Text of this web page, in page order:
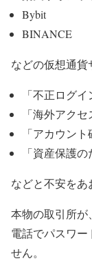
Bybit
BINANCE
などの仮想通貨
「不正ログイ
「海外アク
「アカウント
「資産保護
などと不安をあ
本物の取引所が、
電話でパスワー
せん。